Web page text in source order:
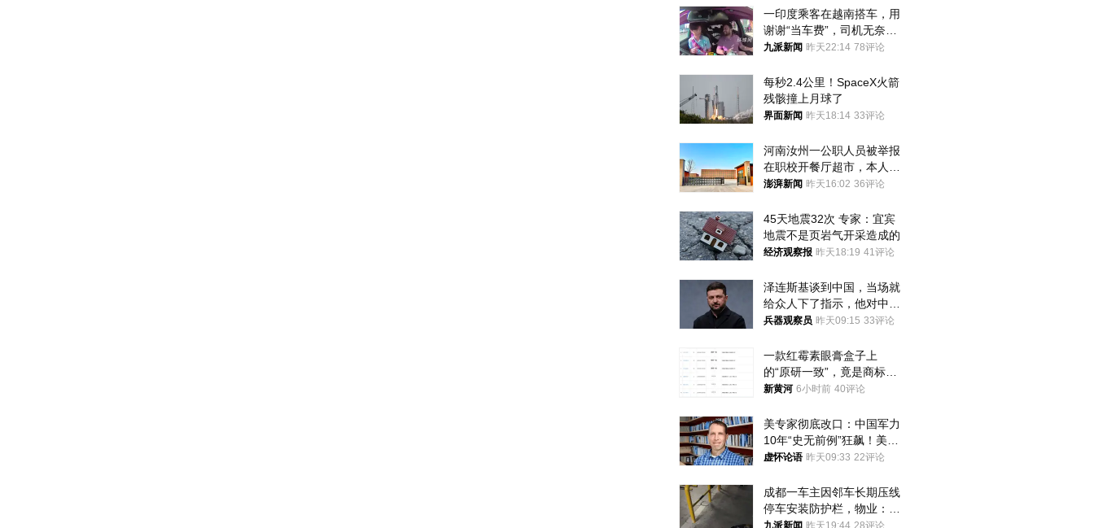
一印度乘客在越南搭车，用
谢谢“当车费”，司机无奈发
笑；印度网友：不代表印度
九派新闻 昨天22:14 78评论
每秒2.4公里！SpaceX火箭
残骸撞上月球了
界面新闻 昨天18:14 33评论
河南汝州一公职人员被举报
在职校开餐厅超市，本人回
应称“是给别人帮忙”
澎湃新闻 昨天16:02 36评论
45天地震32次 专家：宜宾
地震不是页岩气开采造成的
经济观察报 昨天18:19 41评论
泽连斯基谈到中国，当场就
给众人下了指示，他对中国
和中乌关系，显然又有了新
兵器观察员 昨天09:15 33评论
一款红霉素眼膏盒子上
的“原研一致”，竟是商标！
律师：极易误导消费者；网
新黄河 6小时前 40评论
美专家彻底改口：中国军力
10年“史无前例”狂飙！美军
真慌了
虚怀论语 昨天09:33 22评论
成都一车主因邻车长期压线
停车安装防护栏，物业：不
建议装护栏，也会影响自身